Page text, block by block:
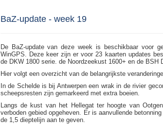
BaZ-update - week 19
De BaZ-update van deze week is beschikbaar voor
WinGPS. Deze keer zijn er voor 23 kaarten updates
de DKW 1800 serie. de Noordzeekust 1600+ en de BSH
Hier volgt een overzicht van de belangrijkste
In de Schelde is bij Antwerpen een wrak in de rivier
scheepsresten zijn gemarkeerd met extra boeien.
Langs de kust van het Hellegat ter hoogte van
verboden gebied opgeheven. Er is aanvullende
de 1,5 dieptelijn aan te geven.